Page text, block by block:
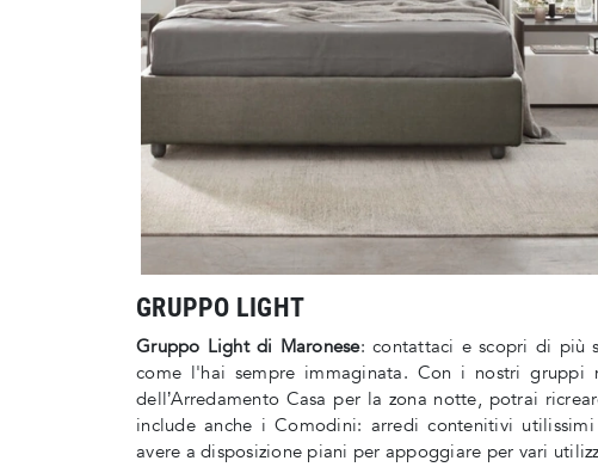
GRUPPO LIGHT
Gruppo Light di Maronese: contattaci e scopri di più
come l'hai sempre immaginata. Con i nostri gruppi
dell’Arredamento Casa per la zona notte, potrai
include anche i Comodini: arredi contenitivi
avere a disposizione piani per appoggiare per vari